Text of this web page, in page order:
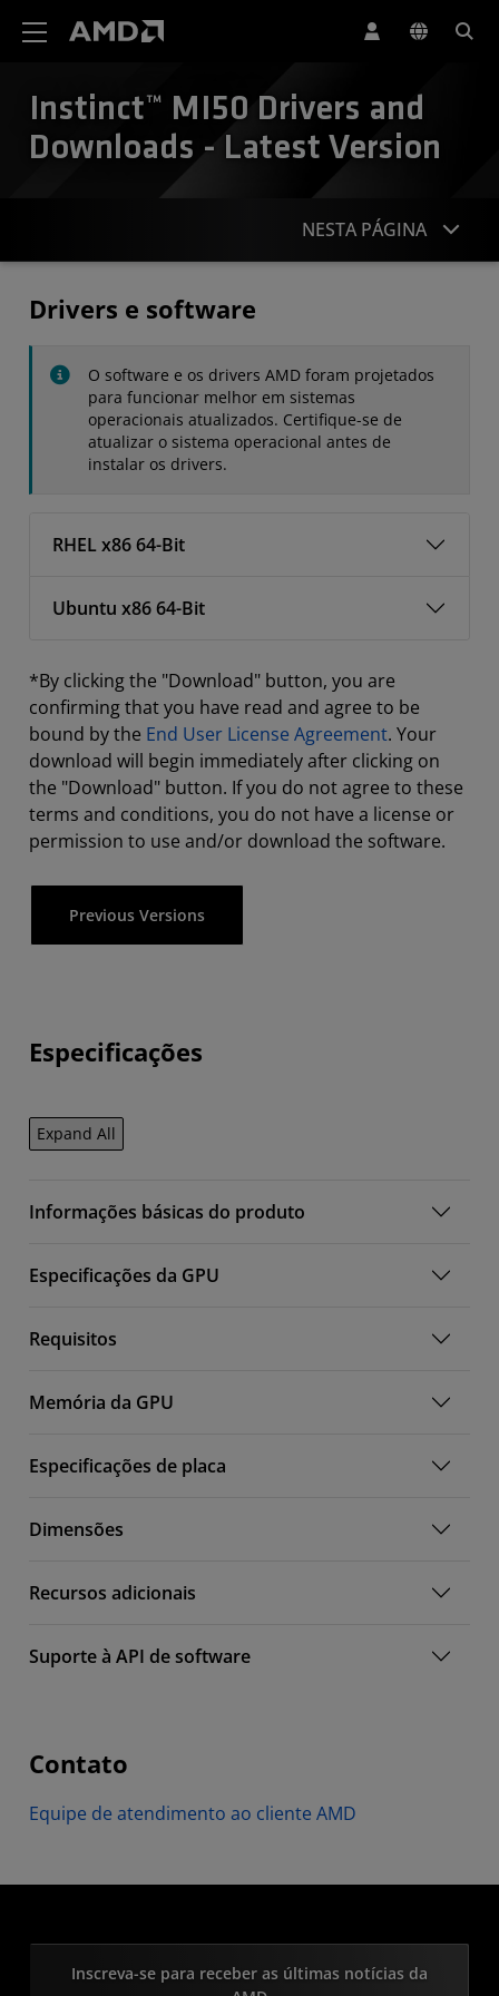
Instinct™ MI50 Drivers and
Downloads - Latest Version
NESTA PÁGINA
Drivers e software
O software e os drivers AMD foram projetados
para funcionar melhor em sistemas
operacionais atualizados. Certifique-se de
atualizar o sistema operacional antes de
instalar os drivers.
RHEL x86 64-Bit
Ubuntu x86 64-Bit
*By clicking the "Download" button, you are
confirming that you have read and agree to be
bound by the End User License Agreement. Your
download will begin immediately after clicking on
the "Download" button. If you do not agree to these
terms and conditions, you do not have a license or
permission to use and/or download the software.
Previous Versions
Especificações
Expand All
Informações básicas do produto
Especificações da GPU
Requisitos
Memória da GPU
Especificações de placa
Dimensões
Recursos adicionais
Suporte à API de software
Contato
Equipe de atendimento ao cliente AMD
Inscreva-se para receber as últimas notícias da